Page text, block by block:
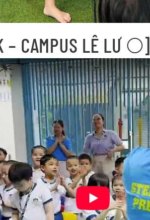
– CAMPUS LÊ LƯ 🌕]